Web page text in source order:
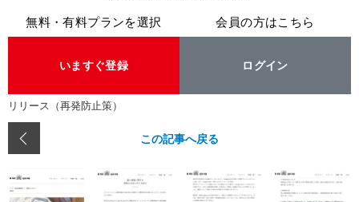
無料・有料プランを選択
いますぐ登録
会員の方はこちら
ログイン
リリース（再発防止策）
この記事へ戻る